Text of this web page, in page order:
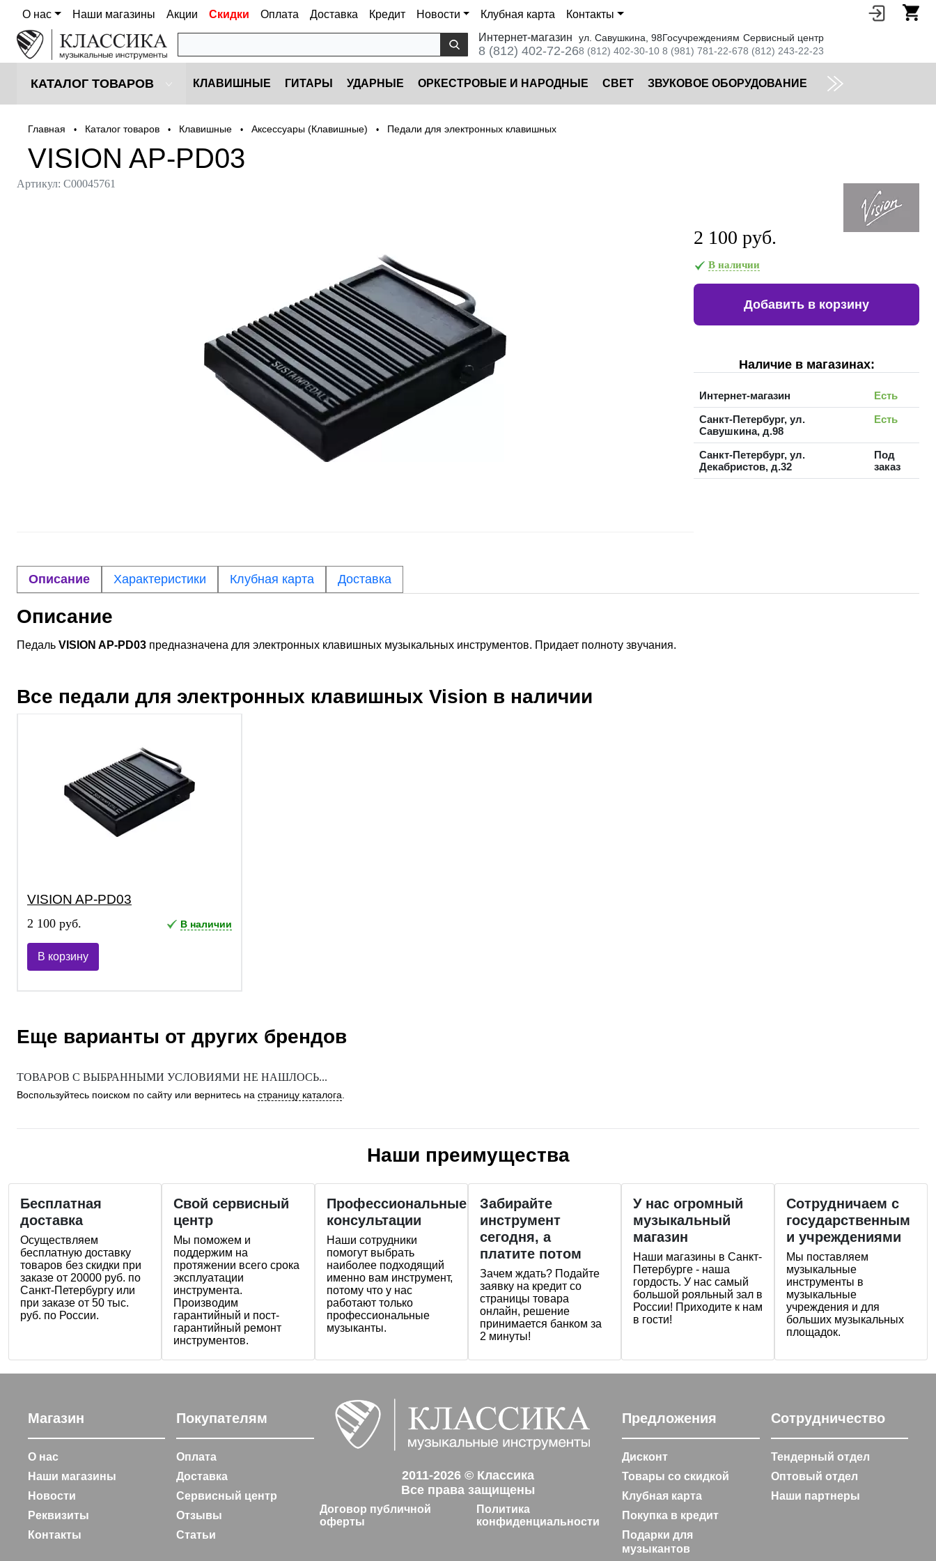
О нас Наши магазины Акции Скидки Оплата Доставка Кредит Новости Клубная карта
Контакты
Интернет-магазин
8 (812) 402-72-26
ул. Савушкина, 98
8 (812) 402-30-10
Госучреждениям
8 (981) 781-22-67
Сервисный центр
8 (812) 243-22-23
КАТАЛОГ ТОВАРОВ КЛАВИШНЫЕ ГИТАРЫ УДАРНЫЕ ОРКЕСТРОВЫЕ И НАРОДНЫЕ CВЕТ ЗВУКОВОЕ ОБОРУДОВАНИЕ
Главная • Каталог товаров • Клавишные • Аксессуары (Клавишные) • Педали для электронных клавишных
VISION AP-PD03
Артикул: С00045761
2 100 руб.
В наличии
Добавить в корзину
Наличие в магазинах:
Интернет-магазин
Есть
Санкт-Петербург, ул.
Савушкина, д.98
Есть
Санкт-Петербург, ул.
Декабристов, д.32
Под
заказ
Описание Характеристики Клубная карта Доставка
Описание
Педаль VISION AP-PD03 предназначена для электронных клавишных музыкальных инструментов. Придает полноту звучания.
Все педали для электронных клавишных Vision в наличии
VISION AP-PD03
2 100 руб. В наличии
В корзину
Еще варианты от других брендов
ТОВАРОВ С ВЫБРАННЫМИ УСЛОВИЯМИ НЕ НАШЛОСЬ...
Воспользуйтесь поиском по сайту или вернитесь на страницу каталога
Наши преимущества
Бесплатная
доставка
Осуществляем
бесплатную доставку
товаров без скидки при
заказе от 20000 руб. по
Санкт-Петербургу или
при заказе от 50 тыс.
руб. по России.
Свой сервисный
центр
Мы поможем и
поддержим на
протяжении всего срока
эксплуатации
инструмента.
Производим
гарантийный и пост-
гарантийный ремонт
инструментов.
Профессиональные
консультации
Наши сотрудники
помогут выбрать
наиболее подходящий
именно вам инструмент,
потому что у нас
работают только
профессиональные
музыканты.
Забирайте
инструмент
сегодня, а
платите потом
Зачем ждать? Подайте
заявку на кредит со
страницы товара
онлайн, решение
принимается банком за
2 минуты!
У нас огромный
музыкальный
магазин
Наши магазины в Санкт-
Петербурге - наша
гордость. У нас самый
большой рояльный зал в
России! Приходите к нам
в гости!
Сотрудничаем с
государственным
и учреждениями
Мы поставляем
музыкальные
инструменты в
музыкальные
учреждения и для
больших музыкальных
площадок.
Магазин
О нас
Наши магазины
Новости
Реквизиты
Контакты
Покупателям
Оплата
Доставка
Сервисный центр
Отзывы
Статьи
2011-2026 © Классика
Все права защищены
Договор публичной
оферты
Политика
конфиденциальности
Предложения
Дисконт
Товары со скидкой
Клубная карта
Покупка в кредит
Подарки для
музыкантов
Сотрудничество
Тендерный отдел
Оптовый отдел
Наши партнеры